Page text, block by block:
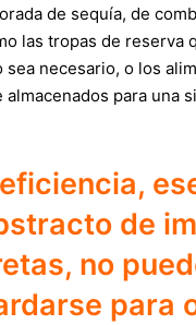
de sequía, de
las tropas de reserva
sea necesario, o los
almacenados para una
de
no
para